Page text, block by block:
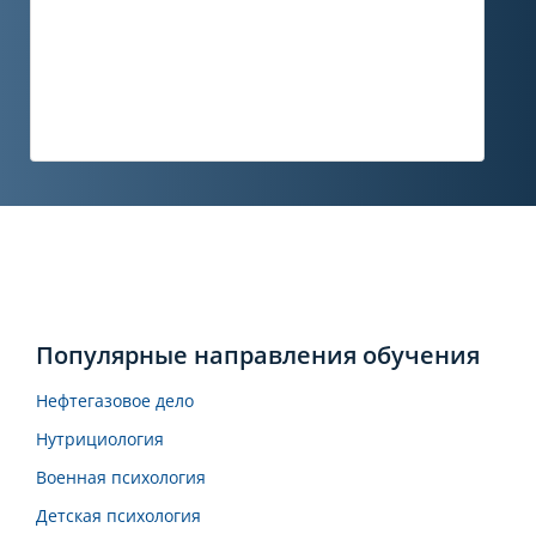
Популярные направления обучения
Нефтегазовое дело
Нутрициология
Военная психология
Детская психология